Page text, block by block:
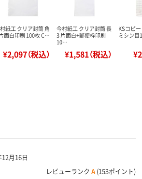
紙工 クリア封筒 角
面白印刷 100枚 C…
¥2,097（税込）
今村紙工 クリア封筒 長
3 片面白+郵便枠印刷
10…
¥1,581（税込）
KSコピ
ミシン目
月16日
レビューランク A (153ポイント)